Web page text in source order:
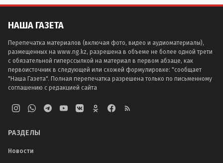
НАША ГАЗЕТА
Перепечатка материалов (включая фото, видео и аудиоматериалы),
размещенных на www.ng.kz, разрешена в объеме не более одной трети
с обязательной гиперссылкой на материал в первом абзаце, как
первоисточник в следующей или схожей формулировке: "сообщает
"Наша Газета". Полная перепечатка разрешена только по письменному
соглашению с редакцией сайта
РАЗДЕЛЫ
Новости